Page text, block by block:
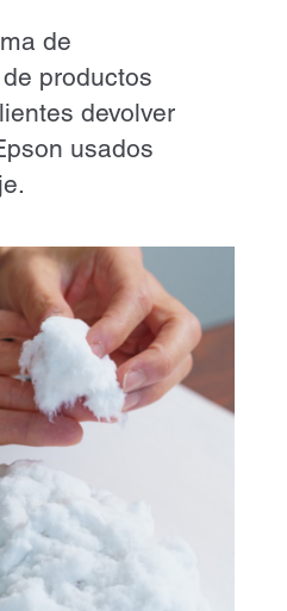
de
productos
devolver
usados